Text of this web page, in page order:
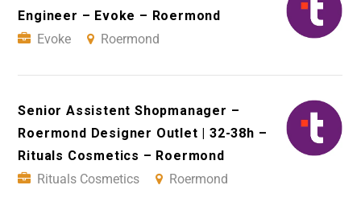
Engineer – Evoke – Roermond
Evoke
Roermond
Senior Assistent Shopmanager –
Roermond Designer Outlet | 32-38h –
Rituals Cosmetics – Roermond
Rituals Cosmetics
Roermond